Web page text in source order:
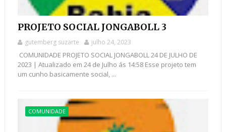
PROJETO SOCIAL JONGABOLL 3
gutemberg suzarte julho 24, 2023
COMUNIDADE PROJETO SOCIAL JONGABOLL 24 DE JULHO DE
2023 | Atualizado em 24 de Julho ás 14:58 Esse projeto tem
um cunho basicamente social, ...
COMUNIDADE